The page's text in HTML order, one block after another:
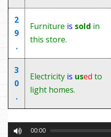
2
9
.
Furniture is sold in
this store.
3
0
.
Electricity is used to
light homes.
00:00